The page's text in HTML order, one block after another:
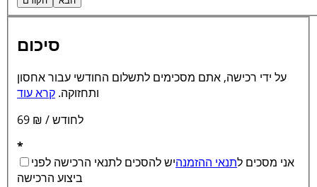
סיכום
על ידי רכישה, אתם מסכימים לתשלום החודשי עבור אחסון
ותחזוקה. קרא עוד
69 ₪ / לחודש
*
אני מסכים לתנאי ההזמנהיש להסכים לתנאי הרכישה לפני
ביצוע הרכישה